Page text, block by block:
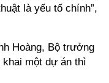
là yếu tố chính”,
Hoàng, Bộ trưởng
khai một dự án thì